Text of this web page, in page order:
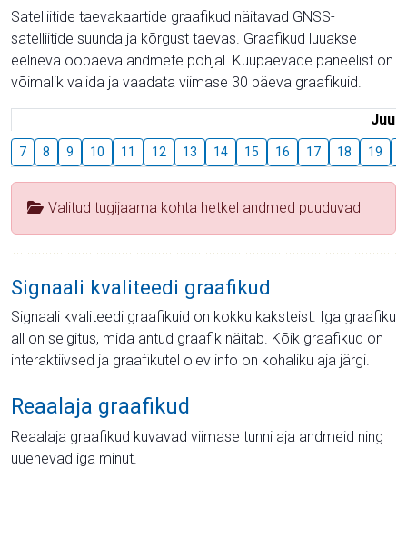
Satelliitide taevakaartide graafikud näitavad GNSS-
satelliitide suunda ja kõrgust taevas. Graafikud luuakse
eelneva ööpäeva andmete põhjal. Kuupäevade paneelist on
võimalik valida ja vaadata viimase 30 päeva graafikuid.
Juuli
7 8 9 10 11 12 13 14 15 16 17 18 19
Valitud tugijaama kohta hetkel andmed puuduvad
Signaali kvaliteedi graafikud
Signaali kvaliteedi graafikuid on kokku kaksteist. Iga graafiku
all on selgitus, mida antud graafik näitab. Kõik graafikud on
interaktiivsed ja graafikutel olev info on kohaliku aja järgi.
Reaalaja graafikud
Reaalaja graafikud kuvavad viimase tunni aja andmeid ning
uuenevad iga minut.